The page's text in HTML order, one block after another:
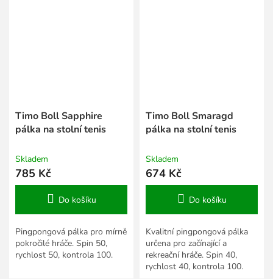
Timo Boll Sapphire
pálka na stolní tenis
Skladem
785 Kč
Do košíku
Pingpongová pálka pro mírně
pokročilé hráče. Spin 50,
rychlost 50, kontrola 100.
Timo Boll Smaragd
pálka na stolní tenis
Skladem
674 Kč
Do košíku
Kvalitní pingpongová pálka
určena pro začínající a
rekreační hráče. Spin 40,
rychlost 40, kontrola 100.